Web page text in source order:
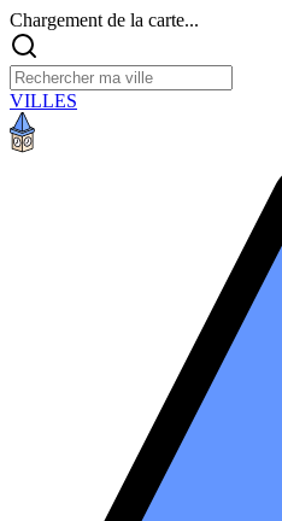
Chargement de la carte...
VILLES